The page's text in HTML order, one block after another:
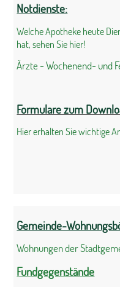
Notdienste:
Welche Apotheke heute
hat, sehen Sie hier!
Ärzte - Wochenend- und
Formulare zum
Hier erhalten Sie wichtige
Gemeinde-
Wohnungen der
Fundgegenstände